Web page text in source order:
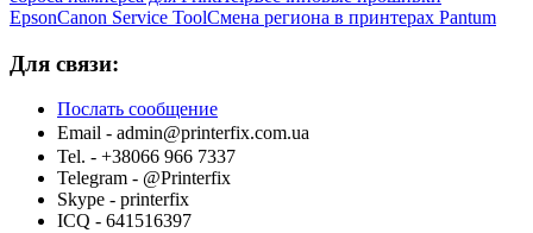
EpsonCanon Service ToolСмена региона в принтерах Pantum
Для связи:
Послать сообщение
Email - admin@printerfix.com.ua
Tel. - +38066 966 7337
Telegram - @Printerfix
Skype - printerfix
ICQ - 641516397